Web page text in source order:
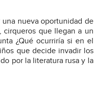
nueva oportunidad de
cirqueros que llegan a un
¿Qué ocurriría si en el
que decide invadir los
por la literatura rusa y la